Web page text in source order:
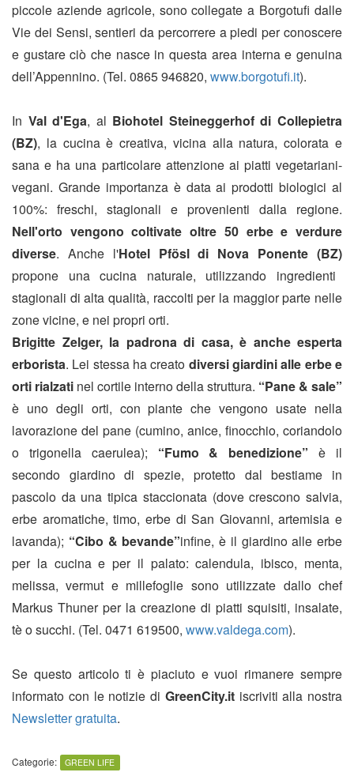
piccole aziende agricole, sono collegate a Borgotufi dalle
Vie dei Sensi, sentieri da percorrere a piedi per conoscere
e gustare ciò che nasce in questa area interna e genuina
dell’Appennino. (Tel. 0865 946820, www.borgotufi.it).
In Val d'Ega, al Biohotel Steineggerhof di Collepietra
(BZ), la cucina è creativa, vicina alla natura, colorata e
sana e ha una particolare attenzione ai piatti vegetariani-
vegani. Grande importanza è data ai prodotti biologici al
100%: freschi, stagionali e provenienti dalla regione.
Nell'orto vengono coltivate oltre 50 erbe e verdure
diverse. Anche l'Hotel Pfösl di Nova Ponente (BZ)
propone una cucina naturale, utilizzando ingredienti
stagionali di alta qualità, raccolti per la maggior parte nelle
zone vicine, e nei propri orti.
Brigitte Zelger, la padrona di casa, è anche esperta
erborista. Lei stessa ha creato diversi giardini alle erbe e
orti rialzati nel cortile interno della struttura. “Pane & sale”
è uno degli orti, con piante che vengono usate nella
lavorazione del pane (cumino, anice, finocchio, coriandolo
o trigonella caerulea); “Fumo & benedizione” è il
secondo giardino di spezie, protetto dal bestiame in
pascolo da una tipica staccionata (dove crescono salvia,
erbe aromatiche, timo, erbe di San Giovanni, artemisia e
lavanda); “Cibo & bevande”infine, è il giardino alle erbe
per la cucina e per il palato: calendula, ibisco, menta,
melissa, vermut e millefoglie sono utilizzate dallo chef
Markus Thuner per la creazione di piatti squisiti, insalate,
tè o succhi. (Tel. 0471 619500, www.valdega.com).
Se questo articolo ti è piaciuto e vuoi rimanere sempre
informato con le notizie di GreenCity.itiscriviti alla nostra
Newsletter gratuita.
Categorie: GREEN LIFE